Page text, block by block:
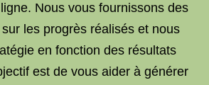
Nous vous fournissons des
les progrès réalisés et nous
en fonction des résultats
est de vous aider à générer